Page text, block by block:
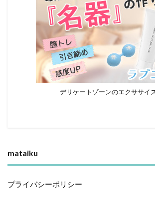
デリケートゾーンのエクササイ
mataiku
プライバシーポリシー